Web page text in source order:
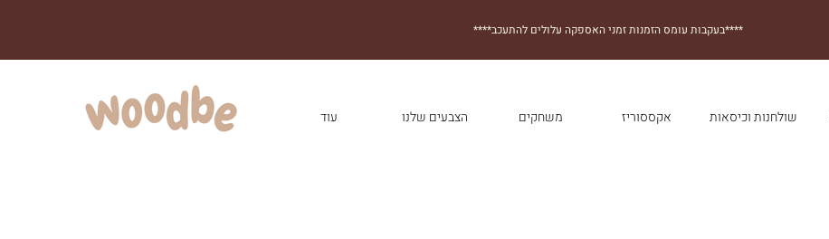
****בעקבות עומס הזמנות זמני האספקה עלולים להתעכב****
שולחנות וכיסאות אקססוריז משחקים הצבעים שלנו עוד